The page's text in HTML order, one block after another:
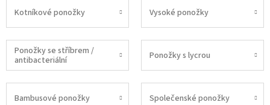
Kotníkové ponožky Vysoké ponožky
Ponožky se stříbrem /
antibacteriální
Ponožky s lycrou
Bambusové ponožky Společenské ponožky